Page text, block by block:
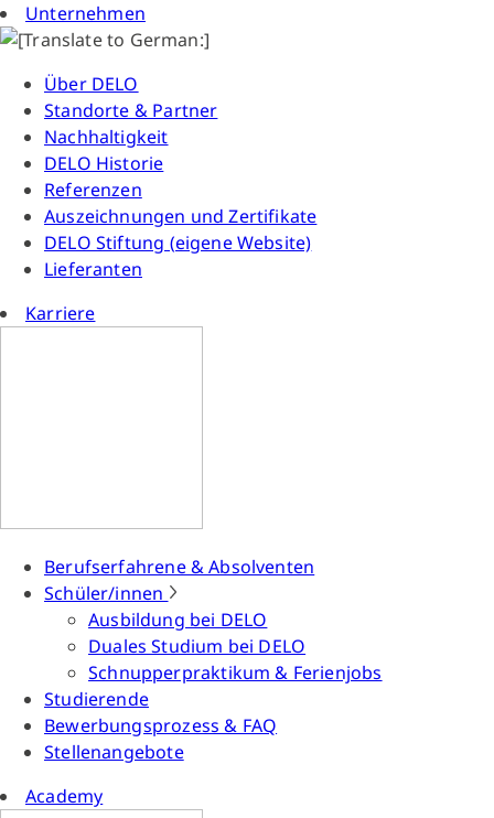
Unternehmen
Über DELO
Standorte & Partner
Nachhaltigkeit
DELO Historie
Referenzen
Auszeichnungen und Zertifikate
DELO Stiftung (eigene Website)
Lieferanten
Karriere
Berufserfahrene & Absolventen
Schüler/innen
Ausbildung bei DELO
Duales Studium bei DELO
Schnupperpraktikum & Ferienjobs
Studierende
Bewerbungsprozess & FAQ
Stellenangebote
Academy